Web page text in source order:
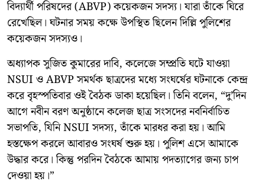
বিদ্যার্থী পরিষদের (ABVP) কয়েকজন সদস্য। যারা তাঁকে ঘিরে
রেখেছিল। ঘটনার সময় কক্ষে উপস্থিত ছিলেন দিল্লি পুলিশের
কয়েকজন সদস্যও।
অধ্যাপক সুজিত কুমারের দাবি, কলেজে সম্প্রতি ঘটে যাওয়া
NSUI ও ABVP সমর্থক ছাত্রদের মধ্যে সংঘর্ষের ঘটনাকে কেন্দ্র
করে বৃহস্পতিবার ওই বৈঠক ডাকা হয়েছিল। তিনি বলেন, “দু’দিন
আগে নবীন বরণ অনুষ্ঠানে কলেজ ছাত্র সংসদের নবনির্বাচিত
সভাপতি, যিনি NSUI সদস্য, তাঁকে মারধর করা হয়। আমি
হস্তক্ষেপ করলে আবারও সংঘর্ষ শুরু হয়। পুলিশ এসে আমাকে
উদ্ধার করে। কিন্তু পরদিন বৈঠকে আমায় পদত্যাগের জন্য চাপ
দেওয়া হয়।”